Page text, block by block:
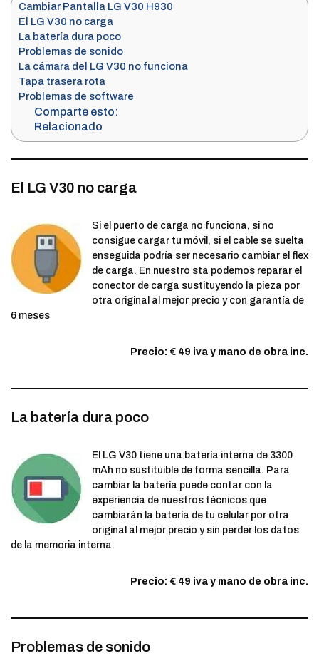
Cambiar Pantalla LG V30 H930
El LG V30 no carga
La batería dura poco
Problemas de sonido
La cámara del LG V30 no funciona
Tapa trasera rota
Problemas de software
Comparte esto:
Relacionado
El LG V30 no carga
Si el puerto de carga no funciona, si no
consigue cargar tu móvil, si el cable se suelta
enseguida podría ser necesario cambiar el flex
de carga. En nuestro sta podemos reparar el
conector de carga sustituyendo la pieza por
otra original al mejor precio y con garantía de
6 meses
Precio: € 49 iva y mano de obra inc.
La batería dura poco
El LG V30 tiene una batería interna de 3300
mAh no sustituible de forma sencilla. Para
cambiar la batería puede contar con la
experiencia de nuestros técnicos que
cambiarán la batería de tu celular por otra
original al mejor precio y sin perder los datos
de la memoria interna.
Precio: € 49 iva y mano de obra inc.
Problemas de sonido